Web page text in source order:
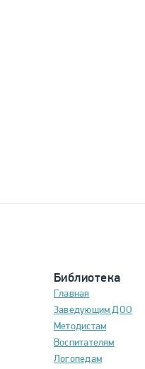
Библиотека
Главная
Заведующим ДОО
Методистам
Воспитателям
Логопедам